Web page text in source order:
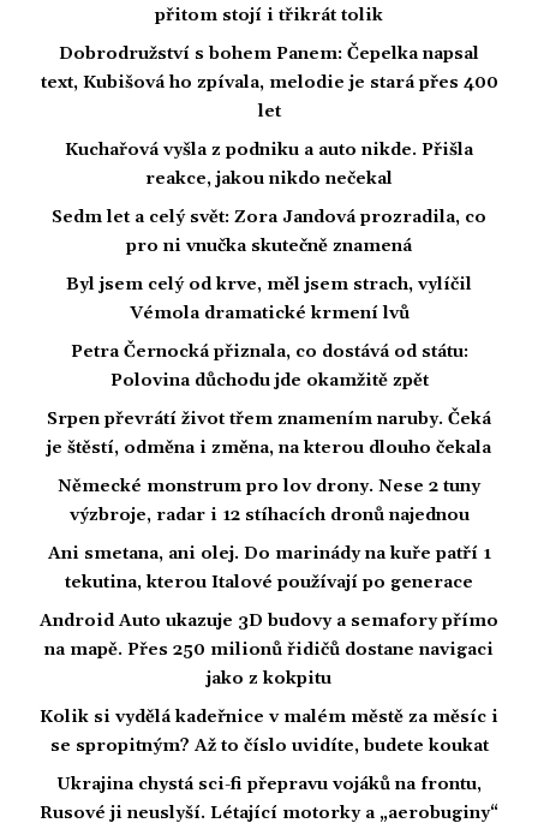
přitom stojí i třikrát tolik
Dobrodružství s bohem Panem: Čepelka napsal
text, Kubišová ho zpívala, melodie je stará přes 400
let
Kuchařová vyšla z podniku a auto nikde. Přišla
reakce, jakou nikdo nečekal
Sedm let a celý svět: Zora Jandová prozradila, co
pro ni vnučka skutečně znamená
Byl jsem celý od krve, měl jsem strach, vylíčil
Vémola dramatické krmení lvů
Petra Černocká přiznala, co dostává od státu:
Polovina důchodu jde okamžitě zpět
Srpen převrátí život třem znamením naruby. Čeká
je štěstí, odměna i změna, na kterou dlouho čekala
Německé monstrum pro lov drony. Nese 2 tuny
výzbroje, radar i 12 stíhacích dronů najednou
Ani smetana, ani olej. Do marinády na kuře patří 1
tekutina, kterou Italové používají po generace
Android Auto ukazuje 3D budovy a semafory přímo
na mapě. Přes 250 milionů řidičů dostane navigaci
jako z kokpitu
Kolik si vydělá kadeřnice v malém městě za měsíc i
se spropitným? Až to číslo uvidíte, budete koukat
Ukrajina chystá sci-fi přepravu vojáků na frontu,
Rusové ji neuslyší. Létající motorky a „aerobuginy“